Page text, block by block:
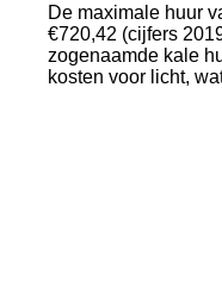
De maximale huur
€720,42 (cijfers
zogenaamde kale
kosten voor licht,